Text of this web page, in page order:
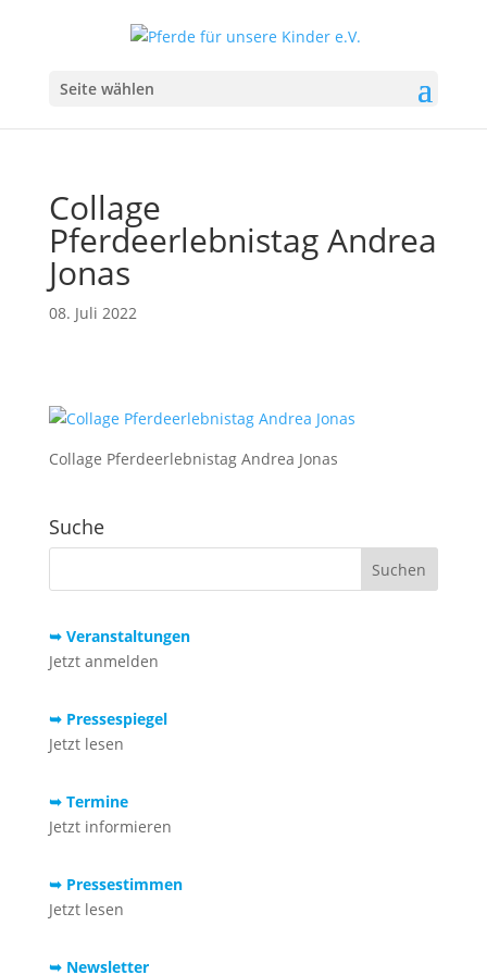
Seite wählen
Collage
Pferdeerlebnistag Andrea
Jonas
08. Juli 2022
Collage Pferdeerlebnistag Andrea Jonas
Suche
➥ Veranstaltungen
Jetzt anmelden
➥ Pressespiegel
Jetzt lesen
➥ Termine
Jetzt informieren
➥ Pressestimmen
Jetzt lesen
➥ Newsletter